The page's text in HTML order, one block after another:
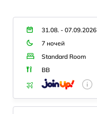
31.08. - 07.09.2026
7 ночей
Standard Room
BB